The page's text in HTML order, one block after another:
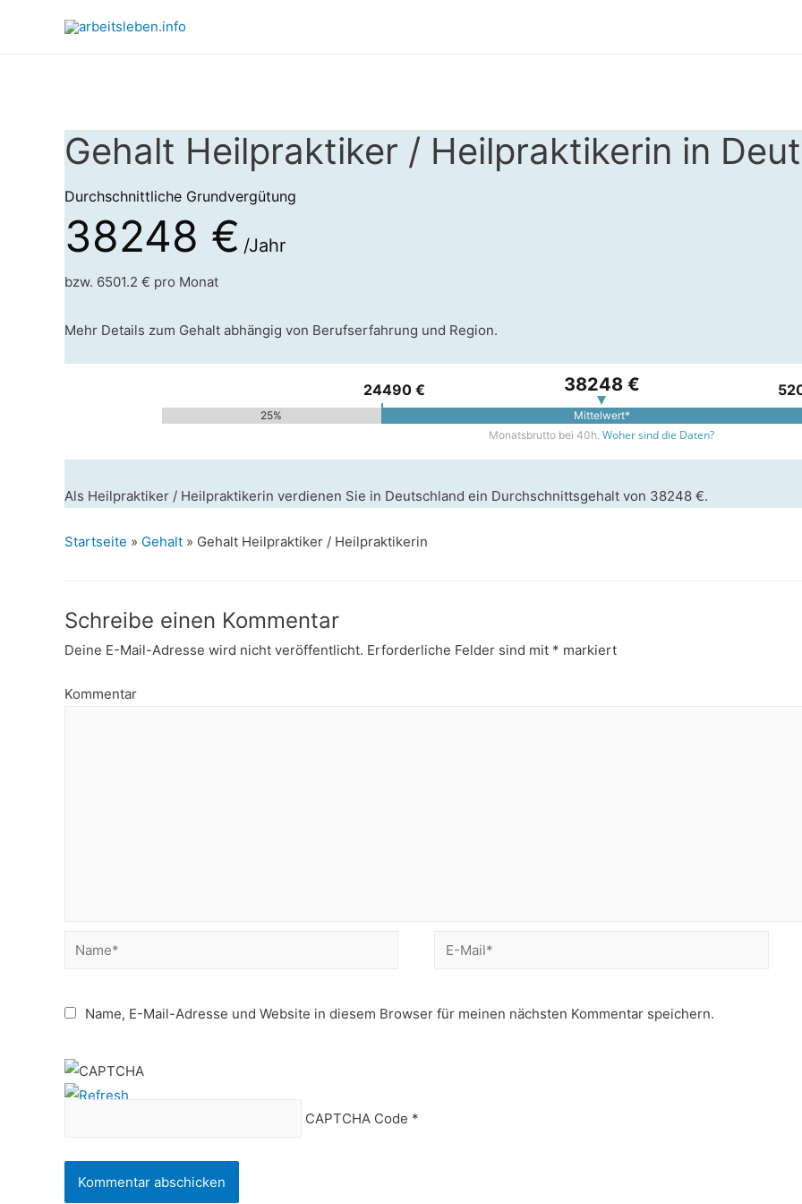
Gehalt Heilpraktiker / Heilpraktikerin in
Durchschnittliche Grundvergütung
38248 € /Jahr
bzw. 6501.2 € pro Monat
Mehr Details zum Gehalt abhängig von Berufserfahrung und Region.
24490 € 38248 €
25%
Mittelwert*
Monatsbrutto bei 40h. Woher sind die Daten?
Als Heilpraktiker / Heilpraktikerin verdienen Sie in Deutschland ein Durchschnittsgehalt von 38248 €.
Startseite » Gehalt » Gehalt Heilpraktiker / Heilpraktikerin
Schreibe einen Kommentar
Deine E-Mail-Adresse wird nicht veröffentlicht. Erforderliche Felder sind mit * markiert
Kommentar
Name*
E-
Name, E-Mail-Adresse und Website in diesem Browser für meinen nächsten Kommentar speichern.
CAPTCHA Code *